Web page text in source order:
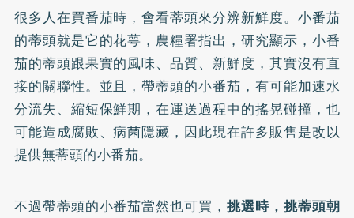
很多人在買番茄時，會看蒂頭來分辨新鮮度。小番茄
的蒂頭就是它的花萼，農糧署指出，研究顯示，小番
茄的蒂頭跟果實的風味、品質、新鮮度，其實沒有直
接的關聯性。並且，帶蒂頭的小番茄，有可能加速水
分流失、縮短保鮮期，在運送過程中的搖晃碰撞，也
可能造成腐敗、病菌隱藏，因此現在許多販售是改以
提供無蒂頭的小番茄。
不過帶蒂頭的小番茄當然也可買，挑選時，挑蒂頭朝